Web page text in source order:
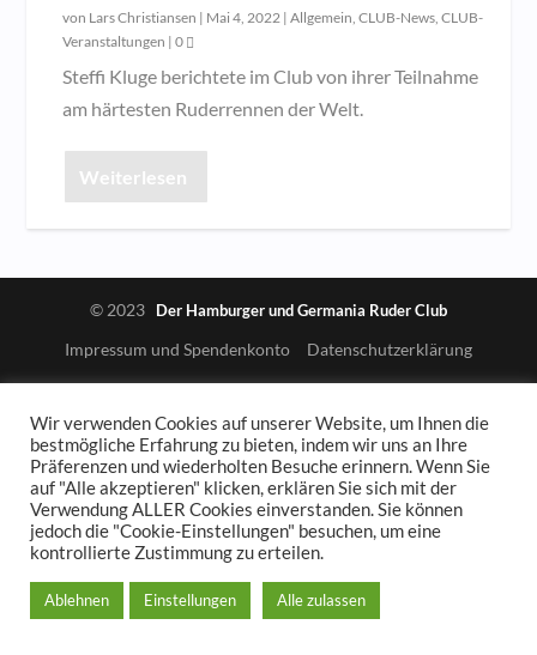
von Lars Christiansen | Mai 4, 2022 |Allgemein,CLUB-News,CLUB-
Veranstaltungen |0
Steffi Kluge berichtete im Club von ihrer Teilnahme
am härtesten Ruderrennen der Welt.
Weiterlesen
© 2023 Der Hamburger und Germania Ruder Club
Impressum und Spendenkonto Datenschutzerklärung
Wir verwenden Cookies auf unserer Website, um Ihnen die
bestmögliche Erfahrung zu bieten, indem wir uns an Ihre
Präferenzen und wiederholten Besuche erinnern. Wenn Sie
auf "Alle akzeptieren" klicken, erklären Sie sich mit der
Verwendung ALLER Cookies einverstanden. Sie können
jedoch die "Cookie-Einstellungen" besuchen, um eine
kontrollierte Zustimmung zu erteilen.
Ablehnen Einstellungen Alle zulassen